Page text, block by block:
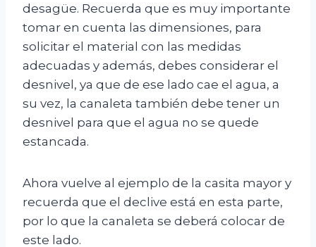
desagüe. Recuerda que es muy importante
tomar en cuenta las dimensiones, para
solicitar el material con las medidas
adecuadas y además, debes considerar el
desnivel, ya que de ese lado cae el agua, a
su vez, la canaleta también debe tener un
desnivel para que el agua no se quede
estancada.
Ahora vuelve al ejemplo de la casita mayor y
recuerda que el declive está en esta parte,
por lo que la canaleta se deberá colocar de
este lado.